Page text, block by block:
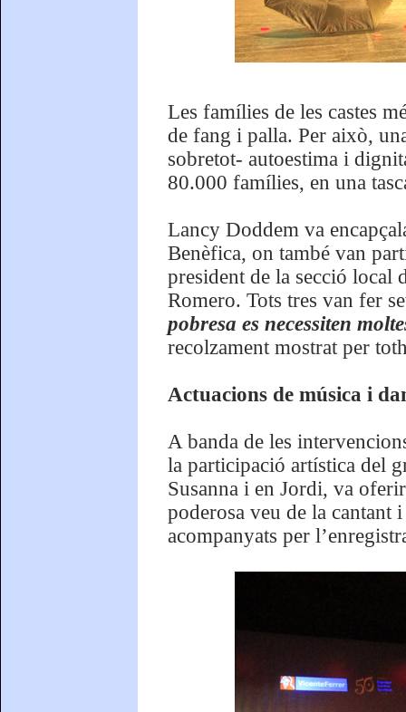
Les famílies de les castes
de fang i palla. Per això,
sobretot- autoestima i
80.000 famílies, en una
Lancy Doddem va
Benèfica, on també van
president de la secció local
Romero. Tots tres van fer
pobresa es necessiten
recolzament mostrat per
Actuacions de música i
A banda de les
la participació artística del
Susanna i en Jordi, va
poderosa veu de la cantant
acompanyats per